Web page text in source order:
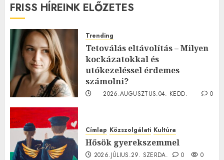
FRISS HÍREINK ELŐZETES
Trending
Tetoválás eltávolítás – Milyen
kockázatokkal és
utókezeléssel érdemes
számolni?
2026.AUGUSZTUS.04. KEDD.
0
Címlap Közszolgálati Kultúra
Hősök gyerekszemmel
2026.JÚLIUS.29. SZERDA. 0 0